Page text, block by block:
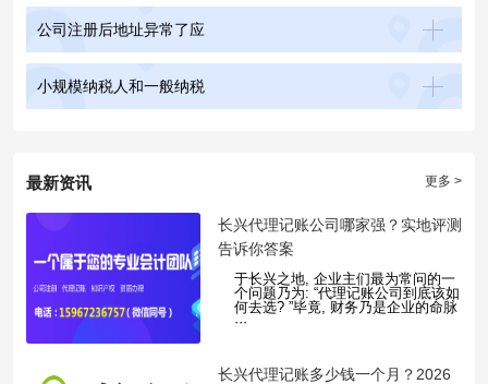
公司注册后地址异常了应
小规模纳税人和一般纳税
更多 >
最新资讯
​长兴代理记账公司哪家强？实地评测
告诉你答案
于长兴之地, 企业主们最为常问的一
个问题乃为: “代理记账公司到底该如
何去选? ”毕竟, 财务乃是企业的命脉
···
​长兴代理记账多少钱一个月？2026